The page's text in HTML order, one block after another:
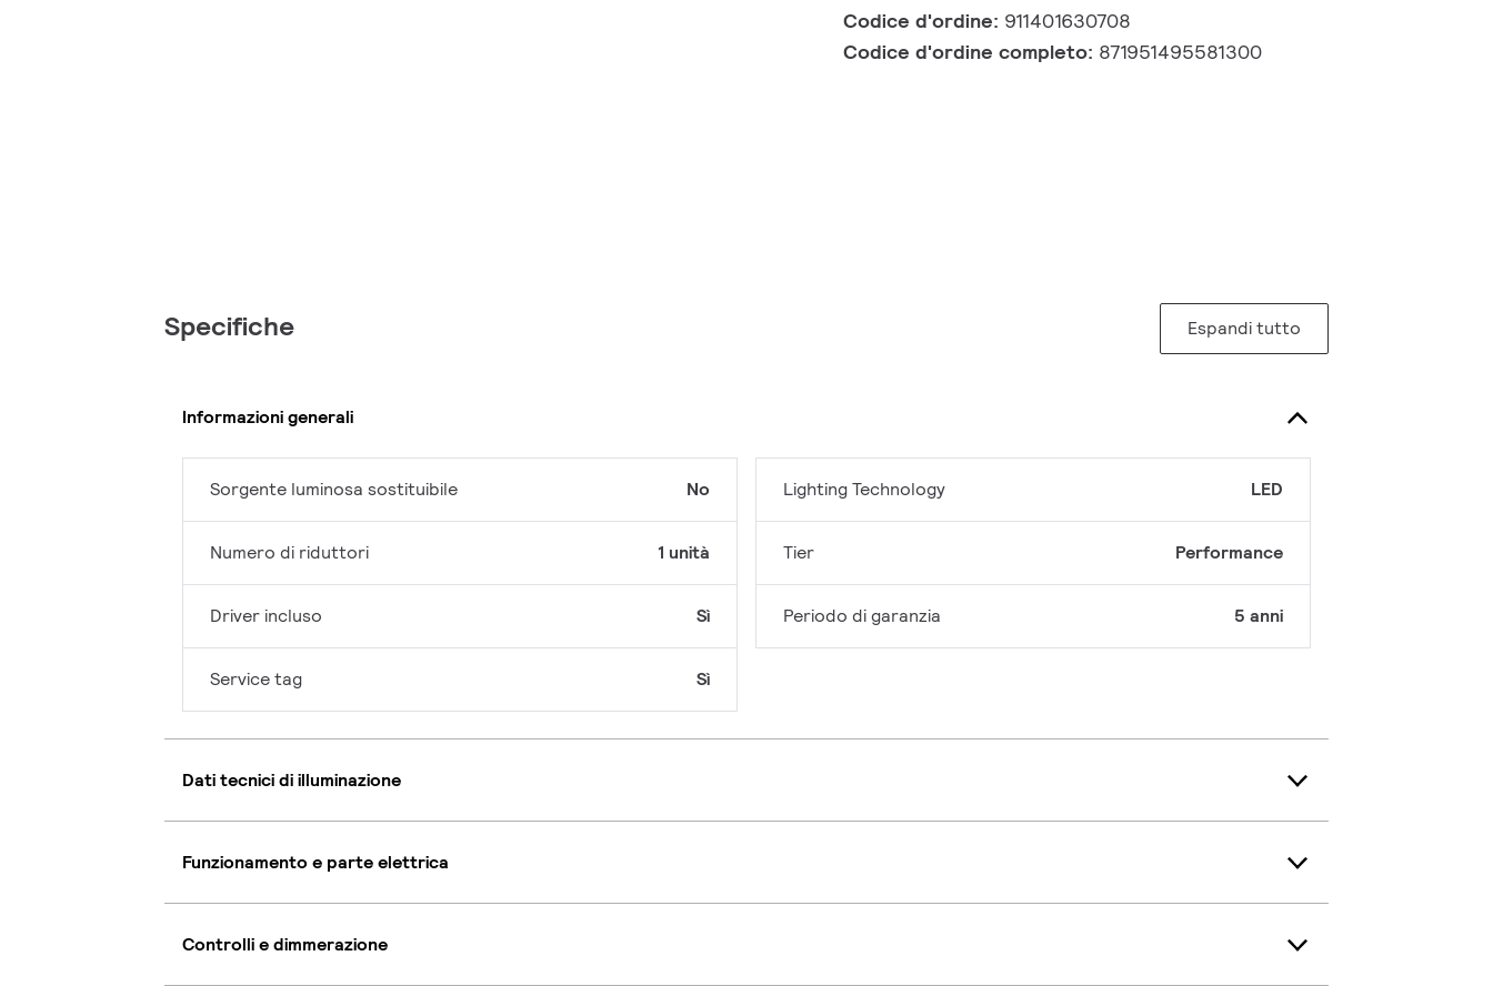
Codice d'ordine: 911401630708
Codice d'ordine completo: 871951495581300
Specifiche Espandi tutto
Informazioni generali
Sorgente luminosa sostituibile No
Numero di riduttori 1 unità
Driver incluso Sì
Service tag Sì
Lighting Technology LED
Tier Performance
Periodo di garanzia 5 anni
Dati tecnici di illuminazione
Funzionamento e parte elettrica
Controlli e dimmerazione